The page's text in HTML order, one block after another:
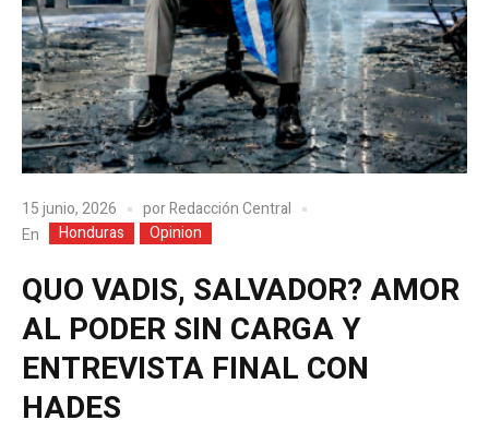
15 junio, 2026 porRedacción Central
En
Honduras Opinion
QUO VADIS, SALVADOR? AMOR
AL PODER SIN CARGA Y
ENTREVISTA FINAL CON
HADES